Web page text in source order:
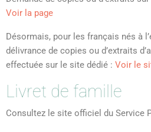
Voir la page
Désormais, pour les français nés à
délivrance de copies ou d’extraits
effectuée sur le site dédié : Voir le
Livret de famille
Consultez le site officiel du Service